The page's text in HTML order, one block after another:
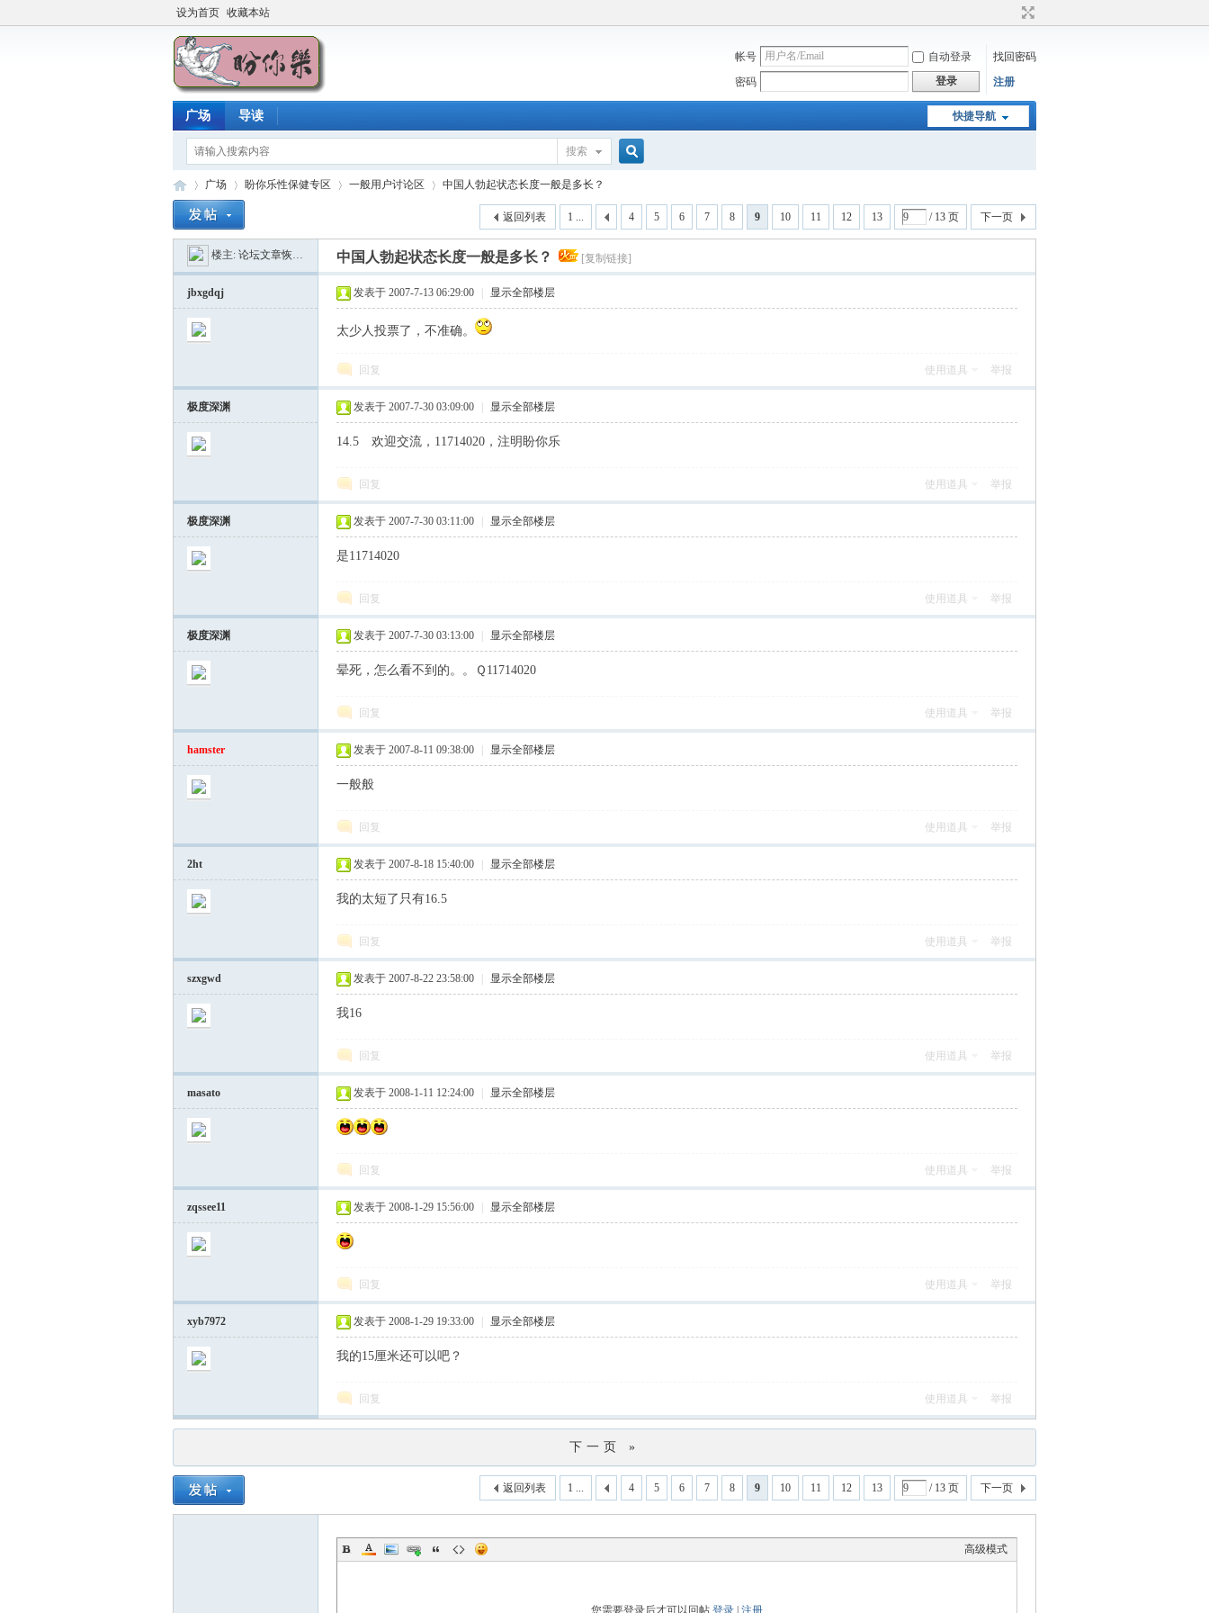
设为首页 收藏本站
帐号 自动登录
找回密码
密码
登录 注册
快捷导航
广场 导读
搜索
索
乐
»
广场
›
盼你乐性保健专区 一般用户讨论区
›
中国人勃起状态长度一般是多长？
1 ... 4 5 6 7 8 9 10 11 12 13 / 13 页 下一页
返回列表
楼主: 论坛文章恢复器 中国人勃起状态长度一般是多长？ [复制链接]
jbxgdqj 发表于 2007-7-13 06:29:00 显示全部楼层
太少人投票了，不准确。
回复 使用道具 举报
极度深渊 发表于 2007-7-30 03:09:00 显示全部楼层
14.5 欢迎交流，11714020，注明盼你乐
回复 使用道具 举报
极度深渊 发表于 2007-7-30 03:11:00 显示全部楼层
是11714020
回复 使用道具 举报
极度深渊 发表于 2007-7-30 03:13:00 显示全部楼层
晕死，怎么看不到的。。Ｑ11714020
回复 使用道具 举报
hamster 发表于 2007-8-11 09:38:00 显示全部楼层
一般般
回复 使用道具 举报
2ht 发表于 2007-8-18 15:40:00 显示全部楼层
我的太短了只有16.5
回复 使用道具 举报
szxgwd 发表于 2007-8-22 23:58:00 显示全部楼层
我16
回复 使用道具 举报
masato 发表于 2008-1-11 12:24:00 显示全部楼层
回复 使用道具 举报
zqssee11 发表于 2008-1-29 15:56:00 显示全部楼层
回复 使用道具 举报
xyb7972 发表于 2008-1-29 19:33:00 显示全部楼层
我的15厘米还可以吧？
回复 使用道具 举报
下一页 »
1 ... 4 5 6 7 8 9 10 11 12 13 / 13 页 下一页
返回列表
高级模式
您需要登录后才可以回帖 登录 注册